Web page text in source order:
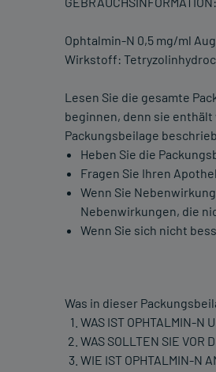
Ophtalmin-N 0,5 mg/ml
Wirkstoff:
Lesen Sie die gesamte
beginnen, denn sie
Packungsbeilage
Heben Sie die
Fragen Sie Ihren
Wenn Sie
Nebenwirkungen, die
Wenn Sie sich nicht
Was in dieser
WAS IST OPHTALMIN-N
WAS SOLLTEN SIE VOR
WIE IST OPHTALMIN-N